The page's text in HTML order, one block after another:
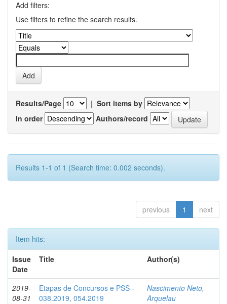
Add filters:
Use filters to refine the search results.
Results/Page | Sort items by
In order
Authors/record
Results 1-1 of 1 (Search time: 0.002 seconds).
previous 1 next
Item hits:
Issue
Date
Title Author(s)
2019-
08-31
Etapas de Concursos e PSS -
038.2019, 054.2019
Nascimento Neto,
Arquelau